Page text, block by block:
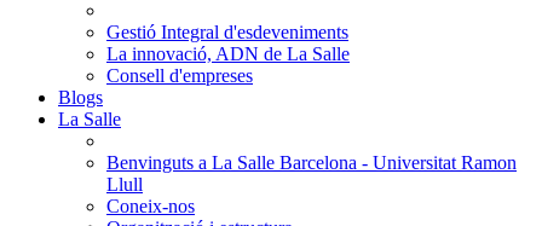
Gestió Integral d'esdeveniments
La innovació, ADN de La Salle
Consell d'empreses
Blogs
La Salle
Benvinguts a La Salle Barcelona - Universitat Ramon
Llull
Coneix-nos